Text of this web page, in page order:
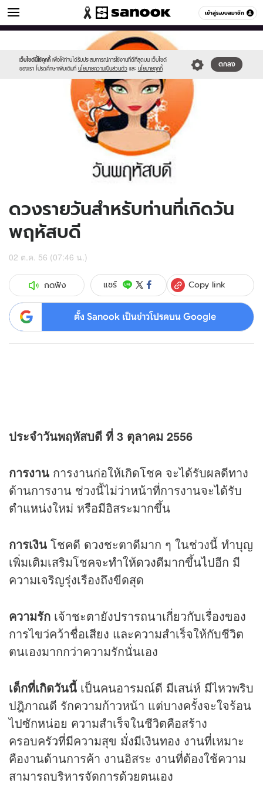
เข้าสู่ระบบสมาชิก
ดูดวง หมวดอื่นๆ
เว็บไซต์นี้ใช้คุกกี้ เพื่อให้ท่านได้รับประสบการณ์การใช้งานที่ดีที่สุดบน เว็บไซต์
ของเรา โปรดศึกษาเพิ่มเติมที่ นโยบายความเป็นส่วนตัว และ นโยบายคุกกี้
ตกลง
//s.isanook.com/sr/0/images/logo-
sanook.png
//s.isanook.com/ho/0/ud/10/52413/170-
ดวงรายวันสำหรับท่านที่เกิดวัน
พฤหัสบดี
02 ต.ค. 56 (07:46 น.)
กดฟัง แชร์ Copy link
ตั้ง Sanook เป็นข่าวโปรดบน Google
ประจำวันพฤหัสบดี ที่ 3 ตุลาคม 2556
การงาน การงานก่อให้เกิดโชค จะได้รับผลดีทาง
ด้านการงาน ช่วงนี้ไม่ว่าหน้าที่การงานจะได้รับ
ตำแหน่งใหม่ หรือมีอิสระมากขึ้น
การเงิน โชคดี ดวงชะตาดีมาก ๆ ในช่วงนี้ ทำบุญ
เพิ่มเติมเสริมโชคจะทำให้ดวงดีมากขึ้นไปอีก มี
ความเจริญรุ่งเรืองถึงขีดสุด
ความรัก เจ้าชะตายังปรารถนาเกี่ยวกับเรื่องของ
การไขว่คว้าชื่อเสียง และความสำเร็จให้กับชีวิต
ตนเองมากกว่าความรักนั่นเอง
เด็กที่เกิดวันนี้ เป็นคนอารมณ์ดี มีเสน่ห์ มีไหวพริบ
ปฎิภาณดี รักความก้าวหน้า แต่บางครั้งจะใจร้อน
ไปซักหน่อย ความสำเร็จในชีวิตคือสร้าง
ครอบครัวที่มีความสุข มั่งมีเงินทอง งานที่เหมาะ
คืองานด้านการค้า งานอิสระ งานที่ต้องใช้ความ
สามารถบริหารจัดการด้วยตนเอง